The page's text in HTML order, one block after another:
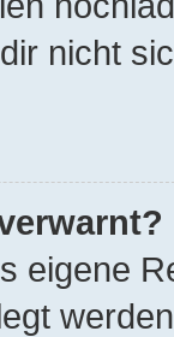
nicht
eigene